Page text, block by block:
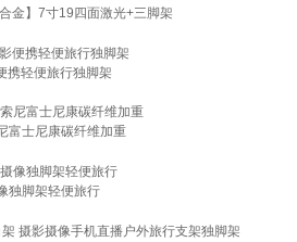
金】7寸19四面激光+三脚架
携轻便旅行独脚架
富士尼康碳纤维加重
独脚架轻便旅行